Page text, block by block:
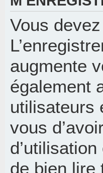
Vous
augmente
également
utilisateurs
vous
de bien lire